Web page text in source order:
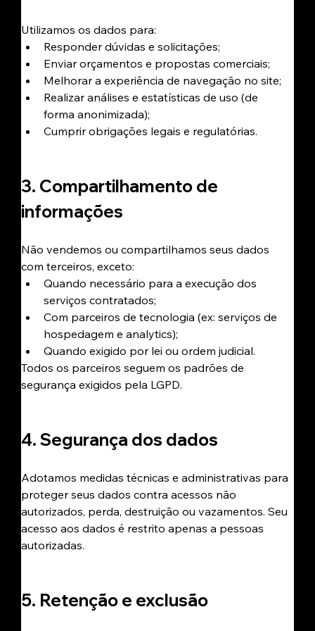
Utilizamos os dados para:
Responder dúvidas e solicitações;
Enviar orçamentos e propostas comerciais;
Melhorar a experiência de navegação no site;
Realizar análises e estatísticas de uso (de
forma anonimizada);
Cumprir obrigações legais e regulatórias.
3. Compartilhamento de
informações
Não vendemos ou compartilhamos seus dados
com terceiros, exceto:
Quando necessário para a execução dos
serviços contratados;
Com parceiros de tecnologia (ex: serviços de
hospedagem e analytics);
Quando exigido por lei ou ordem judicial.
Todos os parceiros seguem os padrões de
segurança exigidos pela LGPD.
4. Segurança dos dados
Adotamos medidas técnicas e administrativas para
proteger seus dados contra acessos não
autorizados, perda, destruição ou vazamentos. Seu
acesso aos dados é restrito apenas a pessoas
autorizadas.
5. Retenção e exclusão